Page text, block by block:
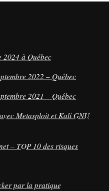
2024 à Québec
2022 – Québec
2021 – Québec
Metasploit et Kali GNU
– TOP 10 des risques
par la pratique